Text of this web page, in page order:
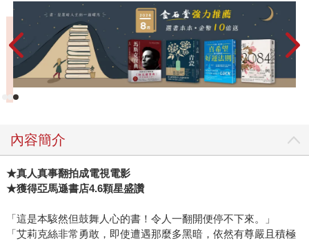
內容簡介
★真人真事翻拍成電視電影
★獲得亞馬遜書店4.6顆星盛讚
「這是本駭然但鼓舞人心的書！令人一翻開便停不下來。」
「艾莉克絲非常勇敢，即使遭遇那麼多黑暗，依然有尊嚴且積極